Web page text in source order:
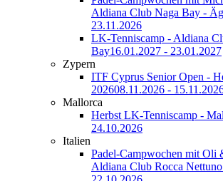
Aldiana Club Naga Bay -
23.11.2026
LK-Tenniscamp - Aldiana
Bay16.01.2027 - 23.01.2027
Zypern
ITF Cyprus Senior Open -
202608.11.2026 -
Mallorca
Herbst LK-Tenniscamp -
24.10.2026
Italien
Padel-Campwochen mit Oli
Aldiana Club Rocca Nettuno